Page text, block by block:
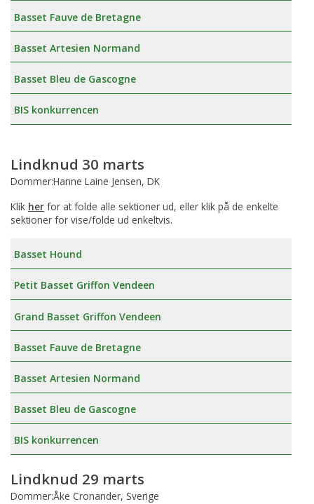
Basset Fauve de Bretagne
Basset Artesien Normand
Basset Bleu de Gascogne
BIS konkurrencen
Lindknud 30 marts
Dommer:Hanne Laine Jensen, DK
Klik her for at folde alle sektioner ud, eller klik på de enkelte
sektioner for vise/folde ud enkeltvis.
Basset Hound
Petit Basset Griffon Vendeen
Grand Basset Griffon Vendeen
Basset Fauve de Bretagne
Basset Artesien Normand
Basset Bleu de Gascogne
BIS konkurrencen
Lindknud 29 marts
Dommer:Åke Cronander, Sverige